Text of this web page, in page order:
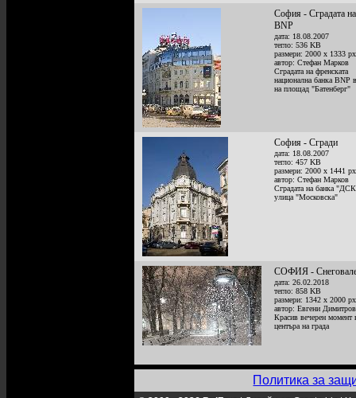
София - Сградата
BNP
дата: 18.08.2007
тегло: 536 KB
размери: 2000 x 1333
автор: Стефан Марков
Сградата на френската
национална банка BNP
на площад "Батенберг"
София - Сгради
дата: 18.08.2007
тегло: 457 KB
размери: 2000 x 1441
автор: Стефан Марков
Сградата на банка
улица "Московска"
СОФИЯ -
дата: 26.02.2018
тегло: 858 KB
размери: 1342 x 2000
автор: Евгени Димитров
Красив вечерен момент
центъра на града
Политика за